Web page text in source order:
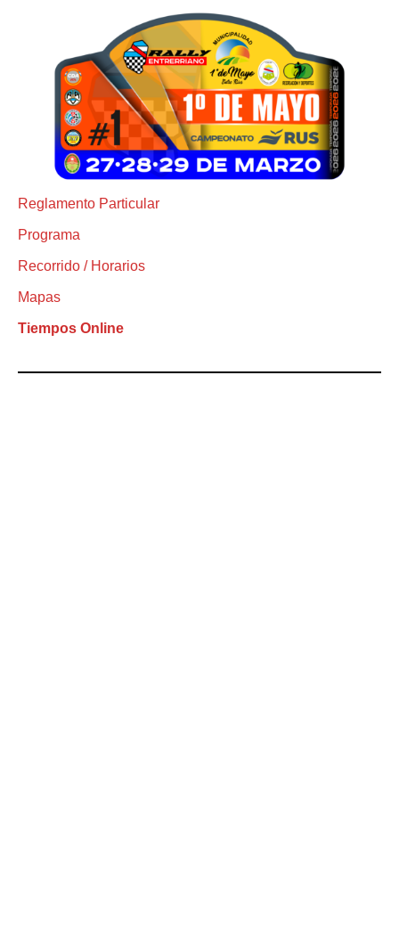
Reglamento Particular
Programa
Recorrido / Horarios
Mapas
Tiempos Online